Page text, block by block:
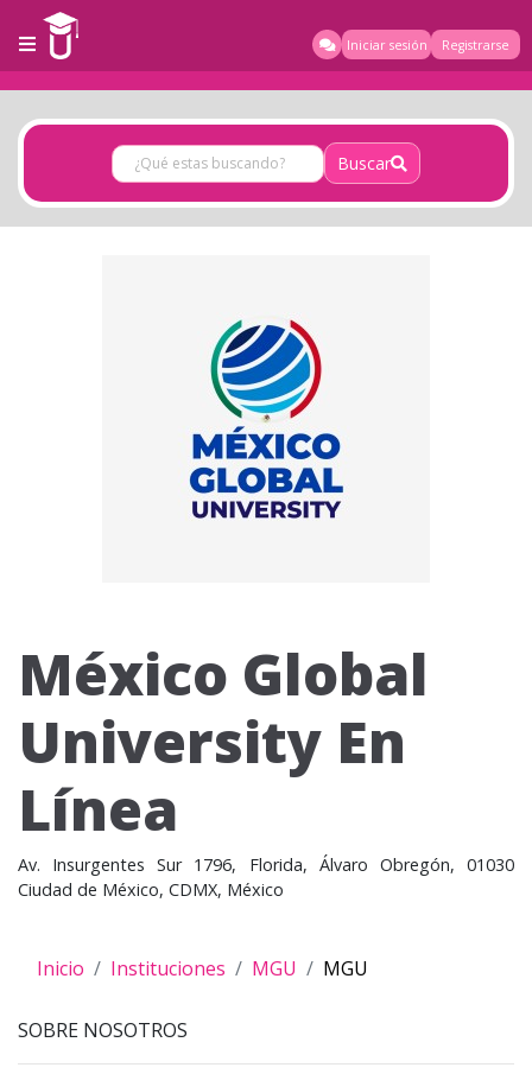
Iniciar sesión Registrarse
Buscar
México Global
University En
Línea
Av. Insurgentes Sur 1796, Florida, Álvaro Obregón, 01030
Ciudad de México, CDMX, México
Inicio Instituciones MGU MGU
SOBRE NOSOTROS